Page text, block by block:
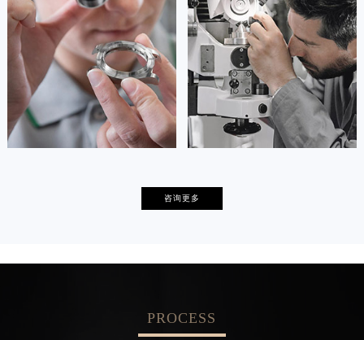
的高级技师之一
Tianjin RichardMille Maintain center
 天津理查德米勒维修
的高级技师之一
Nanjing RichardMille Maintain
center
 上海理查德米勒保养
辛迪·克莱门特
资深理查德米勒技师

咨询更多
PROCESS